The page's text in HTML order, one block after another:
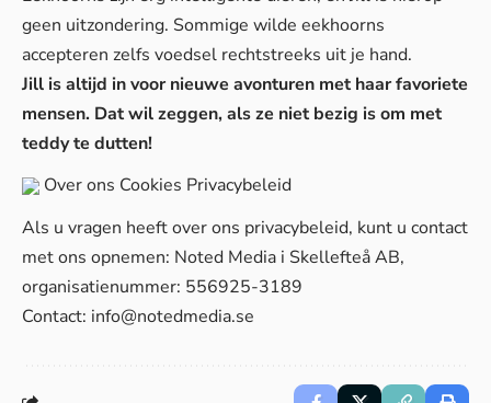
geen uitzondering. Sommige wilde eekhoorns
accepteren zelfs voedsel rechtstreeks uit je hand.
Jill is altijd in voor nieuwe avonturen met haar favoriete
mensen. Dat wil zeggen, als ze niet bezig is om met
teddy te dutten!
Over ons Cookies Privacybeleid
Als u vragen heeft over ons privacybeleid, kunt u contact
met ons opnemen: Noted Media i Skellefteå AB,
organisatienummer: 556925-3189
Contact: info@notedmedia.se